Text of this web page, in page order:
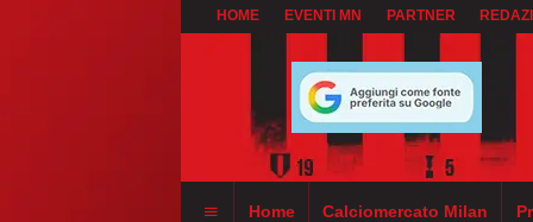
HOME EVENTI MN PARTNER
Home Calciomercato Milan